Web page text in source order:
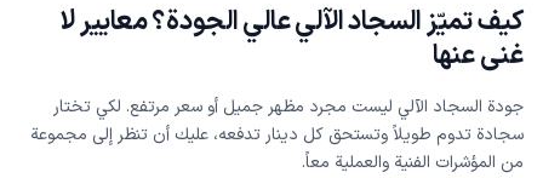
كيف تميّز السجاد الآلي عالي الجودة؟ معايير لا
غنى عنها
جودة السجاد الآلي ليست مجرد مظهر جميل أو سعر مرتفع. لكي تختار
سجادة تدوم طويلاً وتستحق كل دينار تدفعه، عليك أن تنظر إلى مجموعة
من المؤشرات الفنية والعملية معاً.